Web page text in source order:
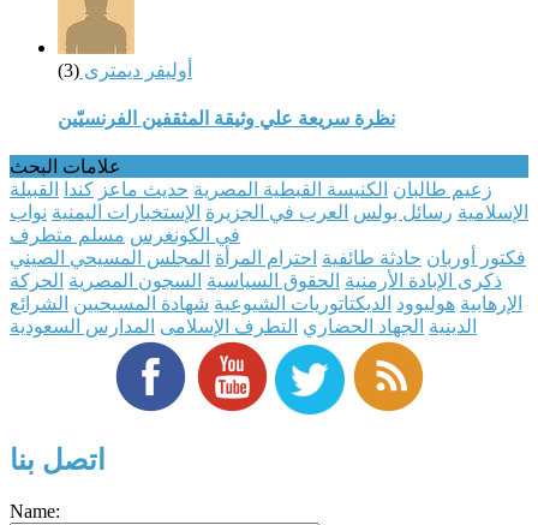
أوليفر ديمترى (3)
نظرة سريعة علي وثيقة المثقفين الفرنسيّين
علامات البحث
زعيم طالبان الكنيسة القبطية المصرية حديث ماعز كندا
القبيلة
الإسلامية رسائل بولس العرب في الجزيرة الإستخبارات اليمنية نواب
في الكونغرس مسلم متطرف
فكتور أوربان حادثة طائفية احترام المرأة المجلس المسيحي الصيني
ذكرى الإبادة الأرمنية الحقوق السياسية السجون المصرية الحركة
الإرهابية هوليوود الديكتاتوريات الشيوعية شهادة المسيحيين الشرائع
الدينية الجهاد الحضاري التطرف الإسلامى المدارس السعودية
اتصل بنا
Name: